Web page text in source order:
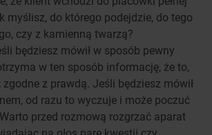
myślisz, do którego podejdzie, do tego
czy z kamienną twarzą?
będziesz mówił w sposób pewny
w ten sposób informację, że to,
zgodne z prawdą. Jeśli będziesz mówił
od razu to wyczuje i może poczuć
przed rozmową rozgrzać aparat